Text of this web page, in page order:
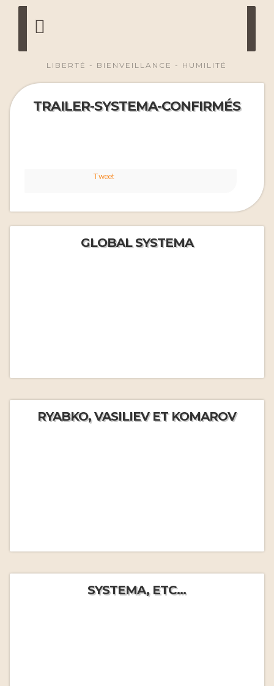
LIBERTÉ - BIENVEILLANCE - HUMILITÉ
TRAILER-SYSTEMA-CONFIRMÉS
Tweet
GLOBAL SYSTEMA
RYABKO, VASILIEV ET KOMAROV
SYSTEMA, ETC...